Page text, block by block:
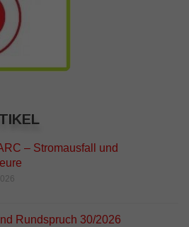
– Stromausfall und
Rundspruch 30/2026